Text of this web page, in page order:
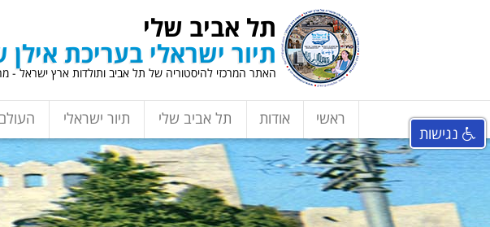
תל אביב שלי
תיור ישראלי בעריכת אילן
האתר המרכזי להיסטוריה של תל אביב ותולדות ארץ ישראל -
ראשי אודות תל אביב שלי תיור ישראלי
נגישות